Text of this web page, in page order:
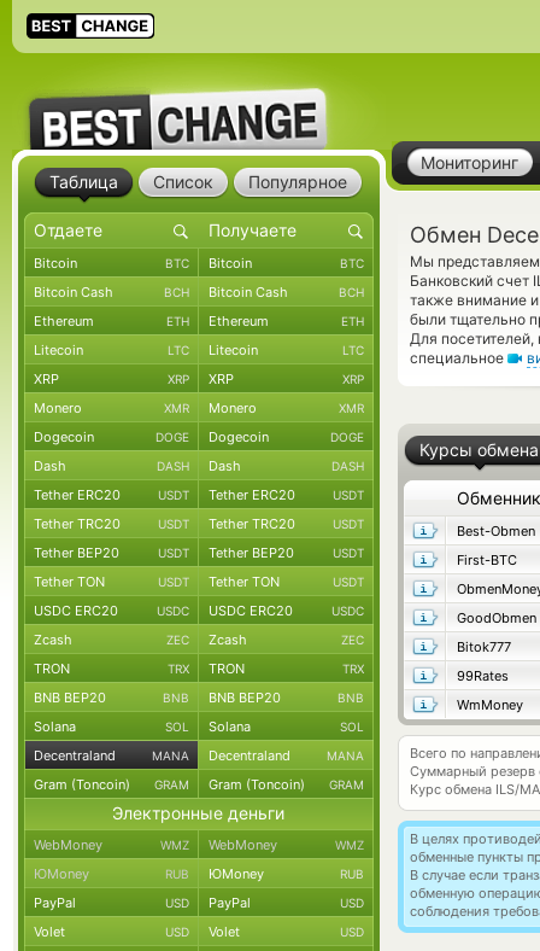
Мониторинг
Обмен
Мы
Банковский счет
также внимание
были тщательно
Для
специальное
Курсы обмена
Обменник
Best-Obmen
First-BTC
GoodObmen
Bitok777
99Rates
WmMoney
Всего по
Суммарный резерв
Курс обмена ILS/
В целях
обменные пункты
В случае если
обменную
соблюдения
Таблица Список Популярное
Bitcoin BTC Bitcoin BTC
Bitcoin Cash BCH Bitcoin Cash BCH
Ethereum ETH Ethereum ETH
Litecoin LTC Litecoin LTC
XRP XRP XRP XRP
Monero XMR Monero XMR
Dogecoin DOGE Dogecoin DOGE
Dash DASH Dash DASH
Tether ERC20 USDT Tether ERC20 USDT
Tether TRC20 USDT Tether TRC20 USDT
Tether BEP20 USDT Tether BEP20 USDT
Tether TON USDT Tether TON USDT
USDC ERC20 USDC USDC ERC20 USDC
Zcash ZEC Zcash ZEC
TRON TRX TRON TRX
BNB BEP20 BNB BNB BEP20 BNB
Solana SOL Solana SOL
Decentraland MANA Decentraland MANA
Gram (Toncoin) GRAM Gram (Toncoin) GRAM
Электронные деньги
WebMoney WMZ WebMoney WMZ
ЮMoney RUB ЮMoney RUB
PayPal USD PayPal USD
Volet USD Volet USD